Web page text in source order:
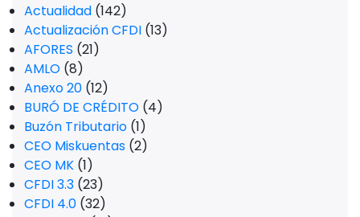
Actualidad (142)
Actualización CFDI (13)
AFORES (21)
AMLO (8)
Anexo 20 (12)
BURÓ DE CRÉDITO (4)
Buzón Tributario (1)
CEO Miskuentas (2)
CEO MK (1)
CFDI 3.3 (23)
CFDI 4.0 (32)